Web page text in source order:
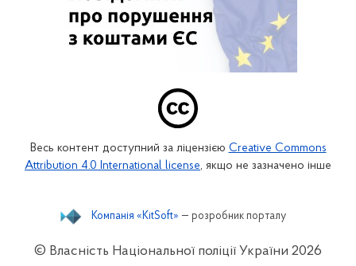
Весь контент доступний за ліцензією Creative Commons
Attribution 4.0 International license, якщо не зазначено інше
© Власність Національної поліції України 2026
Компанія «KitSoft» — розробник порталу